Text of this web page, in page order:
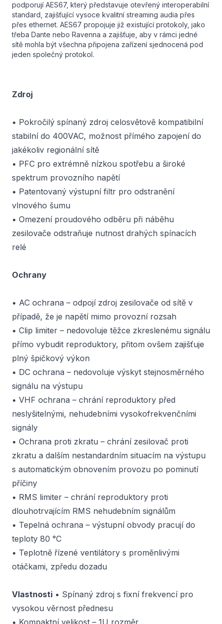
podporují AES67, který představuje otevřený interoperabilní
standard, zajišťující vysoce kvalitní streaming audia přes
přes ethernet. AES67 propojuje již existující protokoly, jako
třeba Dante nebo Ravenna a zajišťuje, aby v rámci jedné
sítě mohla být všechna připojena zařízení sjednocená pod
jeden společný protokol.
Zdroj
• Pokročilý spínaný zdroj celosvětově kompatibilní
stabilní do 400VAC, možnost přímého zapojení do
jakékoliv regionální sítě
• PFC pro extrémně nízkou spotřebu a široké
spektrum provozního napětí
• Patentovaný výstupní filtr pro odstranění
vlnového šumu
• Omezení proudového odběru při náběhu
zesilovače odstraňuje nutnost drahých spínacích
relé
Ochrany
• AC ochrana – odpojí zdroj zesilovače od sítě v
případě, že je napětí mimo provozní rozsah
• Clip limiter – nedovoluje těžce zkreslenému signálu
přímo vybudit reproduktory, přitom ovšem zajišťuje
plný špičkový výkon
• DC ochrana – nedovoluje výskyt stejnosměrného
signálu na výstupu
• VHF ochrana – chrání reproduktory před
neslyšitelnými, nehudebními vysokofrekvenčními
signály
• Ochrana proti zkratu – chrání zesilovač proti
zkratu a dalším nestandardním situacím na výstupu
s automatickým obnovením provozu po pominutí
příčiny
• RMS limiter – chrání reproduktory proti
dlouhotrvajícím RMS nehudebním signálům
• Tepelná ochrana – výstupní obvody pracují do
teploty 80 °C
• Teplotně řízené ventilátory s proměnlivými
otáčkami, zpředu dozadu
Vlastnosti • Spínaný zdroj s fixní frekvencí pro
vysokou věrnost přednesu
• Kompaktní velikost – 1U rozměr